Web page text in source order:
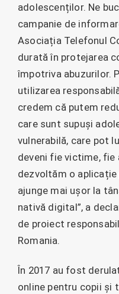
adolescenților. Ne
campanie de
Asociația Telefonul
durată în protejarea
împotriva abuzurilor.
utilizarea
credem că putem
care sunt supuși
vulnerabilă, care pot
deveni fie victime, fie
dezvoltăm o
ajunge mai ușor la
nativă digital”, a
de proiect
Romania.
În 2017 au fost
online pentru copii și